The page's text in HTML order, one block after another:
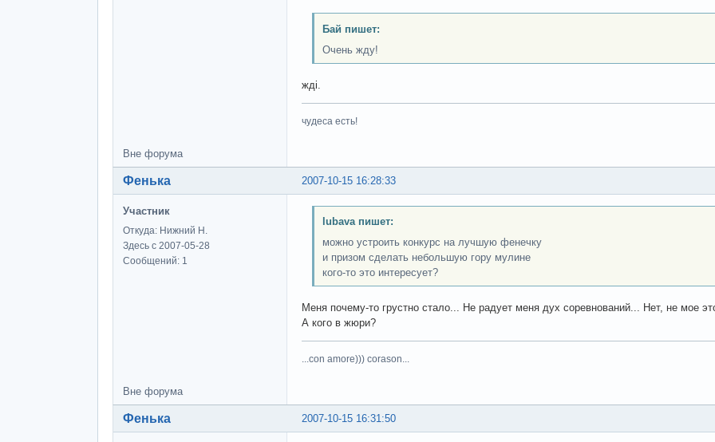
Бай пишет:
Очень жду!
жді.
чудеса есть!
Вне форума
2007-10-15 16:28:33
Фенька
Участник
Откуда: Нижний Н.
Здесь с 2007-05-28
Сообщений: 1
lubava пишет:
можно устроить конкурс на лучшую фенечку
и призом сделать небольшую гору мулине
кого-то это интересует?
Меня почему-то грустно стало... Не радует меня дух соревнований... Нет, не мое
А кого в жюри?
...con amore))) corason...
Вне форума
2007-10-15 16:31:50
Фенька